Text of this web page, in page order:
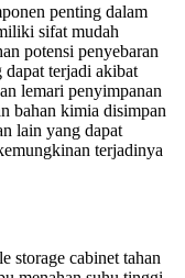
penting dalam
sifat mudah
potensi penyebaran
dapat terjadi akibat
lemari penyimpanan
bahan kimia disimpan
lain yang dapat
terjadinya
storage cabinet tahan